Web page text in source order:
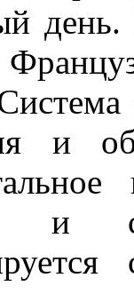
день.
и
и